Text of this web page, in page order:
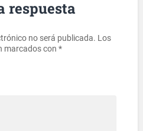
respuesta
no será publicada. Los
marcados con *